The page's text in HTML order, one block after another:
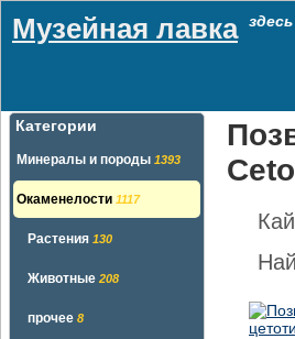
Музейная лавка
Категории
Минералы и породы 1393
Окаменелости 1117
Растения 130
Животные 208
прочее 8